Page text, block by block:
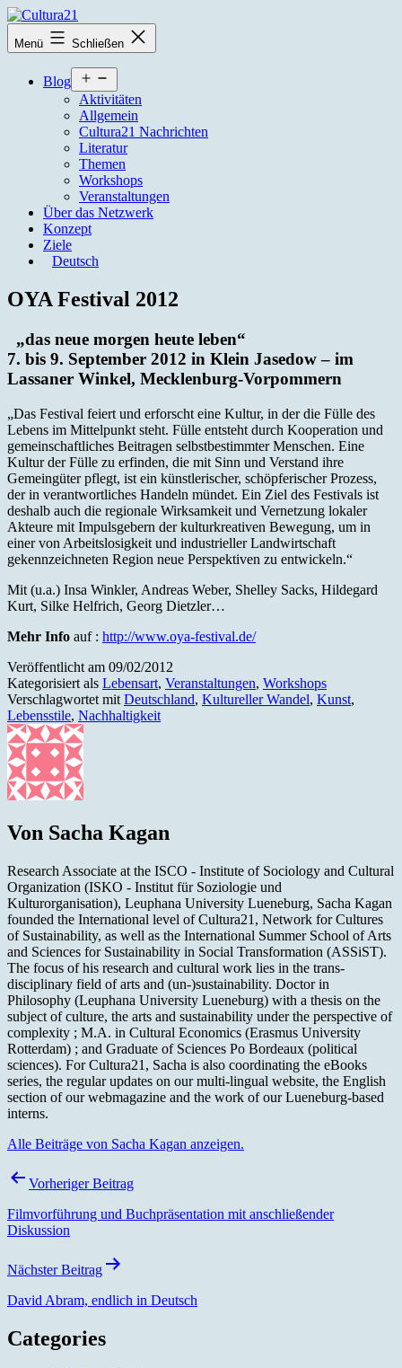
Zum
Inhalt
springen
Cultura21
Menü Schließen
Blog
öffnen
Aktivitäten
Allgemein
Cultura21 Nachrichten
Literatur
Themen
Workshops
Veranstaltungen
Über das Netzwerk
Konzept
Ziele
Deutsch
OYA Festival 2012
„das neue morgen heute leben“
7. bis 9. September 2012 in Klein Jasedow – im
Lassaner Winkel, Mecklenburg-Vorpommern
„Das Festival feiert und erforscht eine Kultur, in der die Fülle des
Lebens im Mittelpunkt steht. Fülle entsteht durch Kooperation und
gemeinschaftliches Beitragen selbstbestimmter Menschen. Eine
Kultur der Fülle zu erfinden, die mit Sinn und Verstand ihre
Gemeingüter pflegt, ist ein künstlerischer, schöpferischer Prozess,
der in verantwortliches Handeln mündet. Ein Ziel des Festivals ist
deshalb auch die regionale Wirksamkeit und Vernetzung lokaler
Akteure mit Impulsgebern der kulturkreativen Bewegung, um in
einer von Arbeitslosigkeit und industrieller Landwirtschaft
gekennzeichneten Region neue Perspektiven zu entwickeln.“
Mit (u.a.) Insa Winkler, Andreas Weber, Shelley Sacks, Hildegard
Kurt, Silke Helfrich, Georg Dietzler…
Mehr Info auf : http://www.oya-festival.de/
Veröffentlicht am 09/02/2012
Kategorisiert als Lebensart, Veranstaltungen, Workshops
Verschlagwortet mit Deutschland, Kultureller Wandel, Kunst,
Lebensstile, Nachhaltigkeit
Von Sacha Kagan
Research Associate at the ISCO - Institute of Sociology and Cultural
Organization (ISKO - Institut für Soziologie und
Kulturorganisation), Leuphana University Lueneburg, Sacha Kagan
founded the International level of Cultura21, Network for Cultures
of Sustainability, as well as the International Summer School of Arts
and Sciences for Sustainability in Social Transformation (ASSiST).
The focus of his research and cultural work lies in the trans-
disciplinary field of arts and (un-)sustainability. Doctor in
Philosophy (Leuphana University Lueneburg) with a thesis on the
subject of culture, the arts and sustainability under the perspective of
complexity ; M.A. in Cultural Economics (Erasmus University
Rotterdam) ; and Graduate of Sciences Po Bordeaux (political
sciences). For Cultura21, Sacha is also coordinating the eBooks
series, the regular updates on our multi-lingual website, the English
section of our webmagazine and the work of our Lueneburg-based
interns.
Alle Beiträge von Sacha Kagan anzeigen.
Beitragsnavigation
Vorheriger Beitrag
Filmvorführung und Buchpräsentation mit anschließender
Diskussion
Nächster Beitrag
David Abram, endlich in Deutsch
Categories